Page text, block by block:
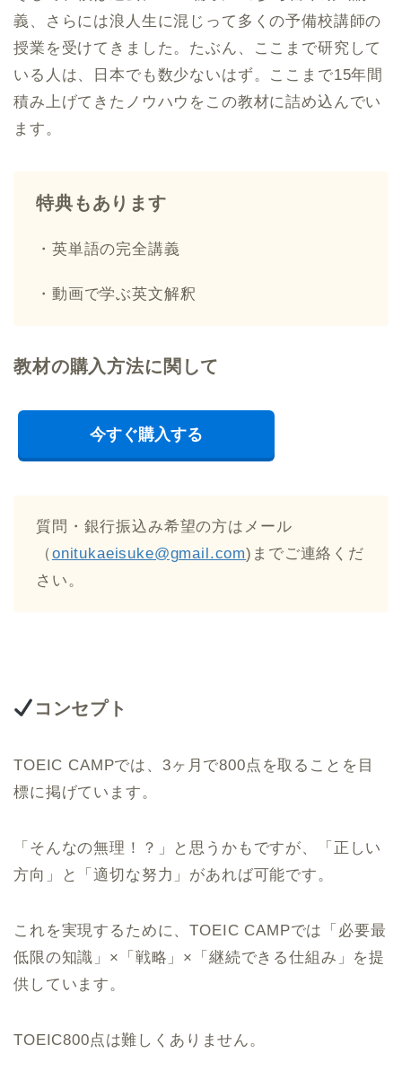
義、さらには浪人生に混じって多くの予備校講師の
授業を受けてきました。たぶん、ここまで研究して
いる人は、日本でも数少ないはず。ここまで15年間
積み上げてきたノウハウをこの教材に詰め込んでい
ます。
特典もあります
・英単語の完全講義
・動画で学ぶ英文解釈
教材の購入方法に関して
今すぐ購入する
質問・銀行振込み希望の方はメール
（onitukaeisuke@gmail.com)までご連絡くだ
さい。
コンセプト
TOEIC CAMPでは、3ヶ月で800点を取ることを目
標に掲げています。
「そんなの無理！？︎」と思うかもですが、「正しい
方向」と「適切な努力」があれば可能です。
これを実現するために、TOEIC CAMPでは「必要最
低限の知識」×「戦略」×「継続できる仕組み」を提
供しています。
TOEIC800点は難しくありません。